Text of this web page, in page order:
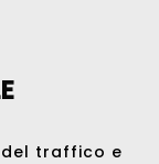
traffico e